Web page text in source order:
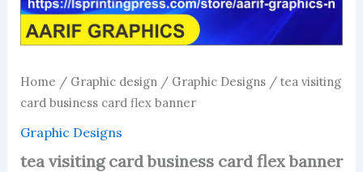
Home / Graphic design/ Graphic Designs/ tea visiting
card business card flex banner
Graphic Designs
tea visiting card business card flex banner